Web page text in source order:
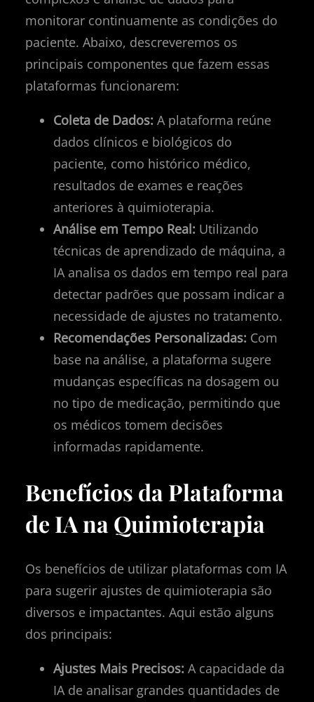
monitorar continuamente as condições do
paciente. Abaixo, descreveremos os
principais componentes que fazem essas
plataformas funcionarem:
Coleta de Dados: A plataforma reúne
dados clínicos e biológicos do
paciente, como histórico médico,
resultados de exames e reações
anteriores à quimioterapia.
Análise em Tempo Real: Utilizando
técnicas de aprendizado de máquina, a
IA analisa os dados em tempo real para
detectar padrões que possam indicar a
necessidade de ajustes no tratamento.
Recomendações Personalizadas: Com
base na análise, a plataforma sugere
mudanças específicas na dosagem ou
no tipo de medicação, permitindo que
os médicos tomem decisões
informadas rapidamente.
Benefícios da Plataforma
de IA na Quimioterapia
Os benefícios de utilizar plataformas com IA
para sugerir ajustes de quimioterapia são
diversos e impactantes. Aqui estão alguns
dos principais:
Ajustes Mais Precisos: A capacidade da
IA de analisar grandes quantidades de